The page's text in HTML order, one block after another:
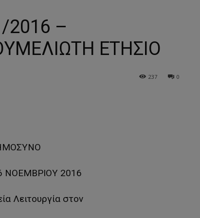
–
ΕΤΗΣΙΟ
0
237
ΝΟΕΜΒΡΙΟΥ 2016
Λειτουργία στον